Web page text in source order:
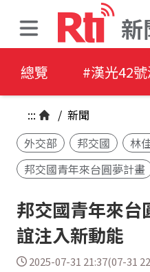
新
總覽 #漢光42
::: / 新聞
外交部
邦交國
林
邦交國青年來台圓夢計畫
邦交國青年來台
誼注入新動能
2025-07-31 21:37(07-31